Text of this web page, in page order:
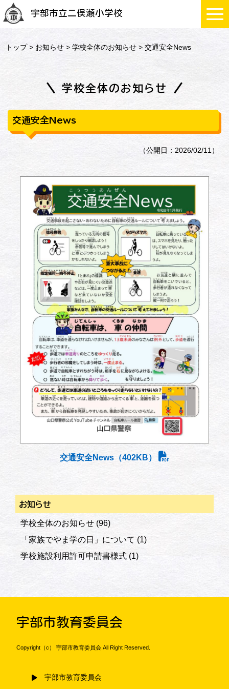
宇部市立二俣瀬小学校
トップ> お知らせ >学校全体のお知らせ > 交通安全News
学校全体のお知らせ
交通安全News
（公開日：2026/02/11）
交通安全News（402KB）
お知らせ
学校全体のお知らせ (96)
「家族でやま学の日」について (1)
学校施設利用許可申請書様式 (1)
宇部市教育委員会
Copyright（c） 宇部市教育委員会.All Right Reserved.
宇部市教育委員会